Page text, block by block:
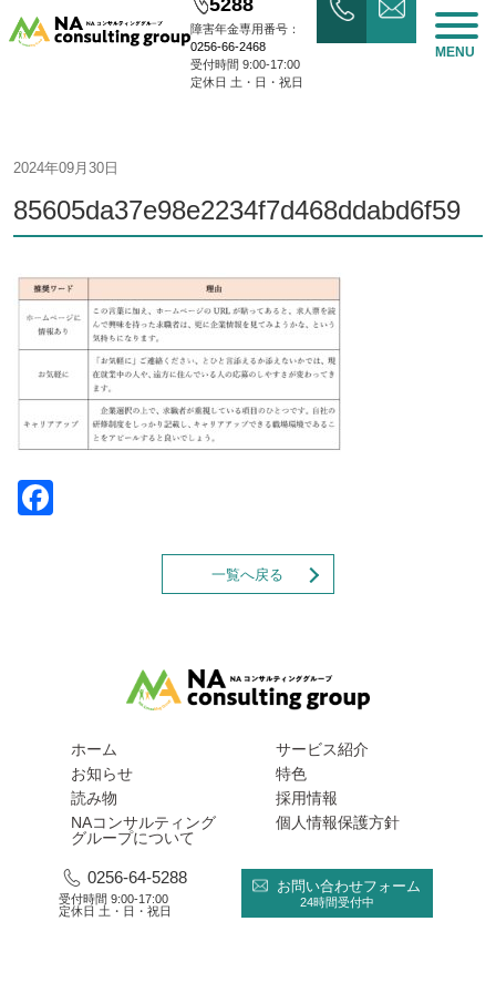
障害年金専用番号：
0256-66-2468
受付時間 9:00-17:00
定休日 土・日・祝日
MENU
2024年09月30日
85605da37e98e2234f7d468ddabd6f59
一覧へ戻る
ホーム
お知らせ
読み物
NAコンサルティング
グループについて
サービス紹介
特色
採用情報
個人情報保護方針
0256-64-5288
受付時間 9:00-17:00
定休日 土・日・祝日
お問い合わせフォーム
24時間受付中